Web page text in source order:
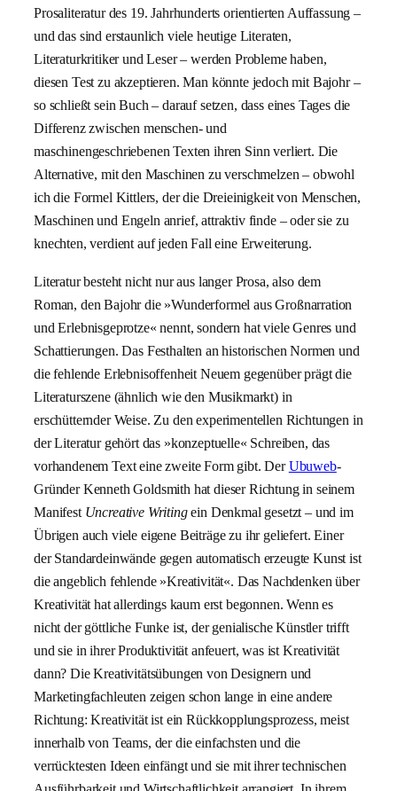
Prosaliteratur des 19. Jahrhunderts orientierten Auffassung –
und das sind erstaunlich viele heutige Literaten,
Literaturkritiker und Leser – werden Probleme haben,
diesen Test zu akzeptieren. Man könnte jedoch mit Bajohr –
so schließt sein Buch – darauf setzen, dass eines Tages die
Differenz zwischen menschen- und
maschinengeschriebenen Texten ihren Sinn verliert. Die
Alternative, mit den Maschinen zu verschmelzen – obwohl
ich die Formel Kittlers, der die Dreieinigkeit von Menschen,
Maschinen und Engeln anrief, attraktiv finde – oder sie zu
knechten, verdient auf jeden Fall eine Erweiterung.
Literatur besteht nicht nur aus langer Prosa, also dem
Roman, den Bajohr die »Wunderformel aus Großnarration
und Erlebnisgeprotze« nennt, sondern hat viele Genres und
Schattierungen. Das Festhalten an historischen Normen und
die fehlende Erlebnisoffenheit Neuem gegenüber prägt die
Literaturszene (ähnlich wie den Musikmarkt) in
erschütternder Weise. Zu den experimentellen Richtungen in
der Literatur gehört das »konzeptuelle« Schreiben, das
vorhandenem Text eine zweite Form gibt. DerUbuweb-
Gründer Kenneth Goldsmith hat dieser Richtung in seinem
Manifest Uncreative Writingein Denkmal gesetzt – und im
Übrigen auch viele eigene Beiträge zu ihr geliefert. Einer
der Standardeinwände gegen automatisch erzeugte Kunst ist
die angeblich fehlende »Kreativität«. Das Nachdenken über
Kreativität hat allerdings kaum erst begonnen. Wenn es
nicht der göttliche Funke ist, der genialische Künstler trifft
und sie in ihrer Produktivität anfeuert, was ist Kreativität
dann? Die Kreativitätsübungen von Designern und
Marketingfachleuten zeigen schon lange in eine andere
Richtung: Kreativität ist ein Rückkopplungsprozess, meist
innerhalb von Teams, der die einfachsten und die
verrücktesten Ideen einfängt und sie mit ihrer technischen